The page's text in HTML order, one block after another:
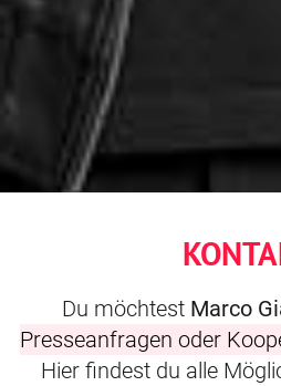
Du möchtest Marco
Presseanfragen oder
Hier findest du alle